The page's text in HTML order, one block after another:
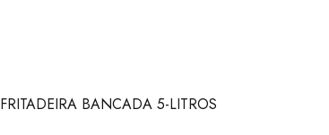
FRITADEIRA BANCADA 5-LITROS